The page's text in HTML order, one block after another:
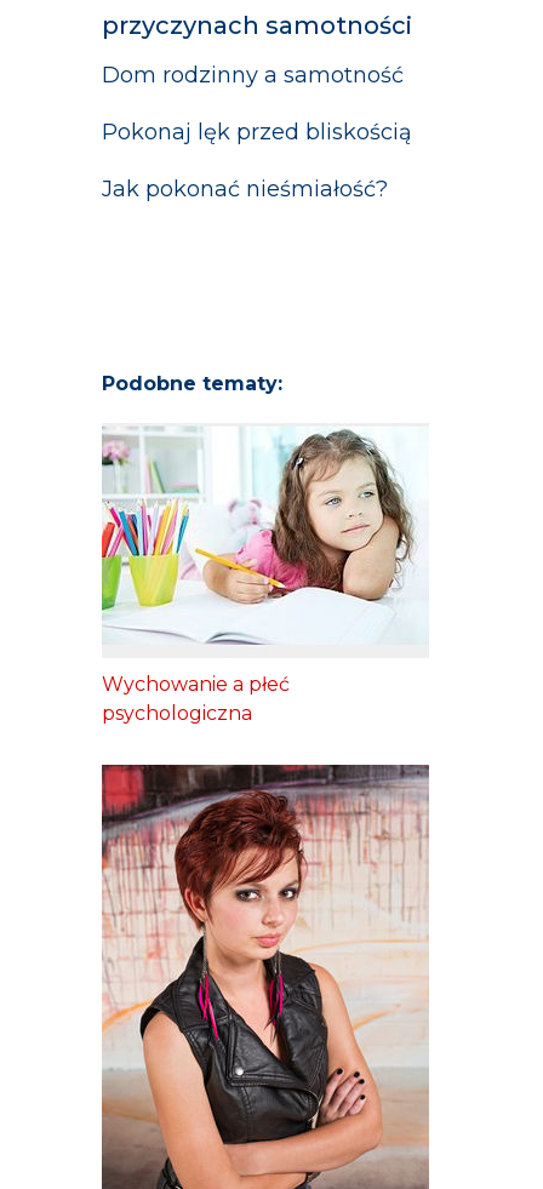
przyczynach samotności
Dom rodzinny a samotność
Pokonaj lęk przed bliskością
Jak pokonać nieśmiałość?
Podobne tematy:
Wychowanie a płeć
psychologiczna